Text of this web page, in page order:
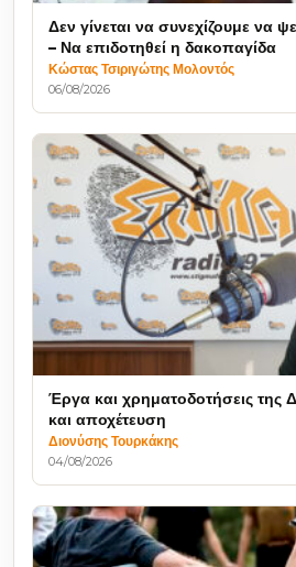
Δεν γίνεται να συνεχίζουμε να
– Να επιδοτηθεί η δακοπαγίδα
Κώστας Τσιριγώτης Μολοντός
06/08/2026
Έργα και χρηματοδοτήσεις της
και αποχέτευση
Διονύσης Τουρκάκης
04/08/2026